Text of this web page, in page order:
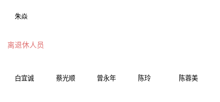
朱焱
离退休人员
白宜诚 蔡光顺 曾永年 陈玲 陈蓉美